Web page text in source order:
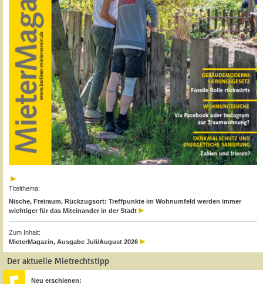
Titelthema:
Nische, Freiraum, Rückzugsort: Treffpunkte im Wohnumfeld werden immer
wichtiger für das Miteinander in der Stadt
Zum Inhalt:
MieterMagazin, Ausgabe Juli/August 2026
Der aktuelle Mietrechtstipp
Neu erschienen: